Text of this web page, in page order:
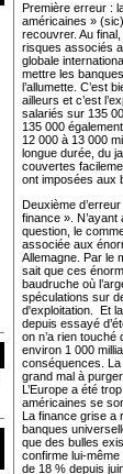
Première erreur :
américaines »
recouvrer. Au
risques associés
globale
mettre les
l’allumette. C’est
ailleurs et c’est
salariés sur 135
135 000
12 000 à 13 000
longue durée, du
couvertes
ont imposées aux
Deuxième
finance ».
question, le
associée aux
Allemagne. Par le
sait que ces
baudruche où
spéculations sur
d'exploitation. Et
depuis essayé
on n’a rien touché
environ 1 000
conséquences. La
grand mal à
L’Europe a été
américaines se
La finance grise a
banques
que des bulles
confirme lui-
de 18 % depuis